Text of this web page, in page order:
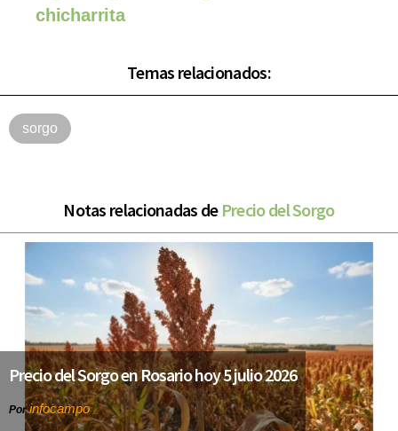
chicharrita
Temas relacionados:
sorgo
Notas relacionadas de Precio del Sorgo
Precio del Sorgo en Rosario hoy 5 julio 2026
Porinfocampo